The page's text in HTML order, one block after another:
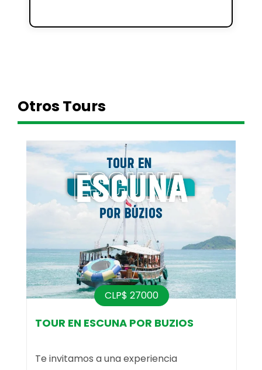
Otros Tours
CLP$ 27000
TOUR EN ESCUNA POR BUZIOS
Te invitamos a una experiencia